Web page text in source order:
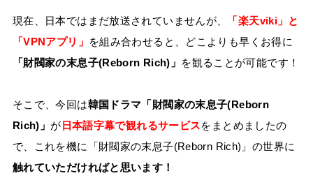
現在、日本ではまだ放送されていませんが、
「楽天viki」と
「VPNアプリ」 を組み合わせると、どこよりも早くお得に
「財閥家の末息子(Reborn Rich)」 を観ることが可能です！
そこで、今回は韓国ドラマ「財閥家の末息子(Reborn
Rich)」 が 日本語字幕で観れるサービスをまとめましたの
で、これを機に「財閥家の末息子(Reborn Rich)」の世界に
触れていただければと思います！